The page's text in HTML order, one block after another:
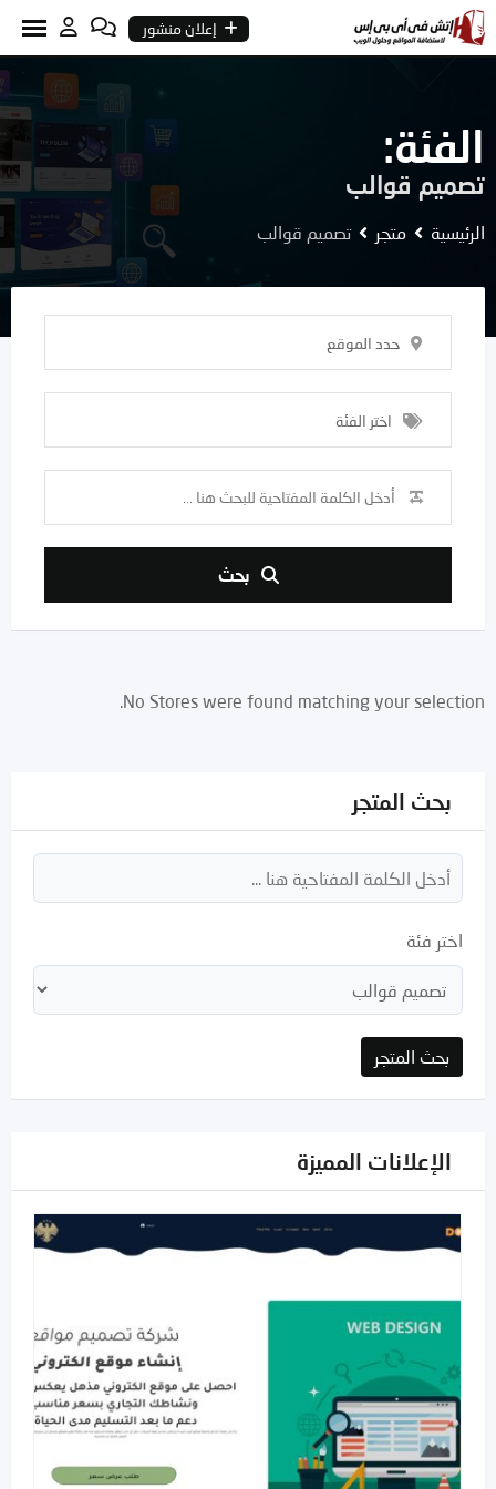
Skip
to
إعلان منشور
الفئة:
تصميم قوالب
الرئيسية متجر تصميم قوالب
حدد الموقع
اختر الفئة
بحث
No Stores were found matching your selection.
بحث المتجر
اختر فئة
بحث المتجر
الإعلانات المميزة